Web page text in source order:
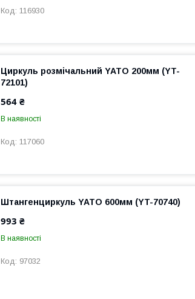
116930
Циркуль розмічальний YATO 200мм (YT-
72101)
564 ₴
В наявності
117060
Штангенциркуль YATO 600мм (YT-70740)
993 ₴
В наявності
97032